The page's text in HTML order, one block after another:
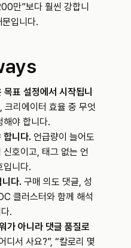
만”보다 훨씬 강합니
입니다.
표 설정에서 시작됩니
크리에이터 효율 중 무엇
해야 합니다.
합니다. 언급량이 늘어도
호이고, 태그 없는 언
입니다.
다. 구매 의도 댓글, 성
클러스터와 함께 해석
.
가 아니라 댓글 품질로
디서 사요?”, “칼로리 몇